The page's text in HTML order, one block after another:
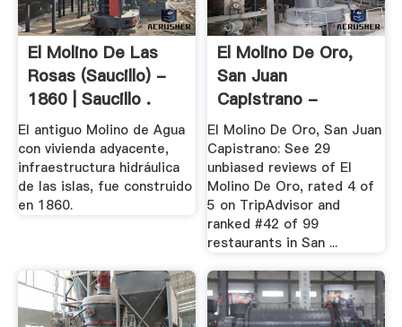
El Molino De Las
Rosas (Saucillo) -
1860 | Saucillo .
El antiguo Molino de Agua
con vivienda adyacente,
infraestructura hidráulica
de las islas, fue construido
en 1860.
El Molino De Oro,
San Juan
Capistrano -
TripAdvisor
El Molino De Oro, San Juan
Capistrano: See 29
unbiased reviews of El
Molino De Oro, rated 4 of
5 on TripAdvisor and
ranked #42 of 99
restaurants in San ...